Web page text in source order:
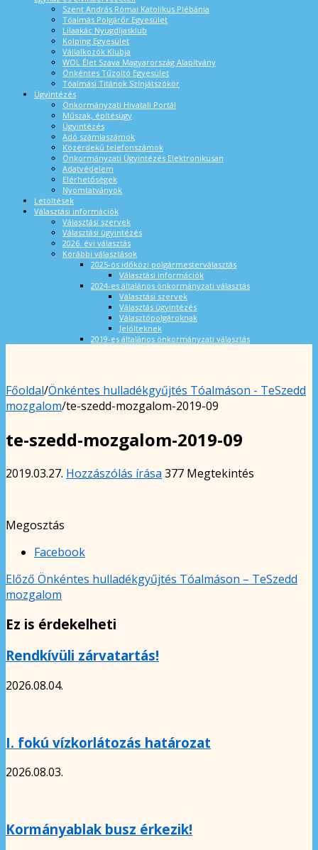
Szent András Római Katolikus Plébánia
Tóalmás Polgárőr Egyesület
Lilaakác Nyugdíjasklub
Kolping Egyesület
Vállalkozók Klubja
WOL Élet Szava Magyarország Alapítvány
Önkéntes Tűzoltó Egyesület
Tóalmási Titánok Színjátszókör
Ügyintézés
Önkormányzati Hivatali Portál
Műszak, építésügy
Ügyintézés
Adó számlaszámok
Közérdekű telefonszámok
Önkormányzati Ügyintézés Elektronikusan
Adatvédelem
Elérhetőségek
Nyomtatványok
Letöltések
Választási információk
Választási szervek
Választási ügyintézés
2026. évi választás
Korábbi választások
2025-ös időközi polgármesterválasztás
Választási információk
2024-es általános önkormányzati választás
Választási szervek
Választás ügyintézés
Választópolgároknak
Jelölteknek
2019-es általános önkormányzati választás
Főoldal/Önkéntes hulladékgyűjtés Tóalmáson - TeSzedd
mozgalom/te-szedd-mozgalom-2019-09
te-szedd-mozgalom-2019-09
2019.03.27. Hozzászólás írása 377 Megtekintés
Megosztás
Facebook
Előző Önkéntes hulladékgyűjtés Tóalmáson – TeSzedd
mozgalom
Ez is érdekelheti
Rendkívüli zárvatartás!
2026.08.04.
I. fokú vízkorlátozás határozat
2026.08.03.
Kormányablak busz érkezik!